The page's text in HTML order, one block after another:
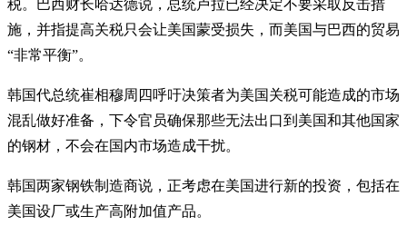
税。巴西财长哈达德说，总统卢拉已经决定不要采取反击措
施，并指提高关税只会让美国蒙受损失，而美国与巴西的贸易
“非常平衡”。
韩国代总统崔相穆周四呼吁决策者为美国关税可能造成的市场
混乱做好准备，下令官员确保那些无法出口到美国和其他国家
的钢材，不会在国内市场造成干扰。
韩国两家钢铁制造商说，正考虑在美国进行新的投资，包括在
美国设厂或生产高附加值产品。